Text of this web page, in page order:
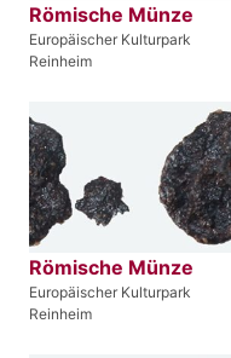
Römische Münze
Europäischer Kulturpark
Reinheim
Römische Münze
Europäischer Kulturpark
Reinheim